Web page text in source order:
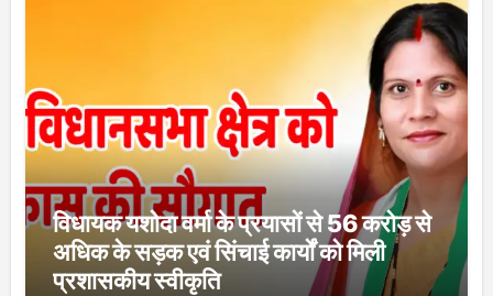
विधायक यशोदा वर्मा के प्रयासों से 56 करोड़ से
अधिक के सड़क एवं सिंचाई कार्यों को मिली
प्रशासकीय स्वीकृति